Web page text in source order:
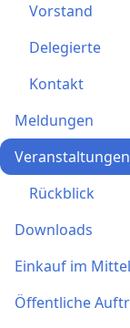
Vorstand
Delegierte
Kontakt
Meldungen
Veranstaltungen
Rückblick
Downloads
Einkauf im
Öffentliche